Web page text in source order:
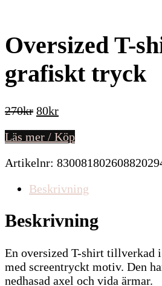
Oversized T-
grafiskt tryck
270kr Det
priset
270kr.
80krDet
priset
80kr.
Läs mer / Köp
Artikelnr:
Beskrivning
Beskrivning
En oversized T-shirt tillverkad
med screentryckt motiv. Den
nedhasad axel och vida ärmar.